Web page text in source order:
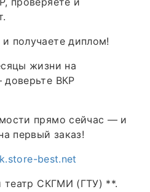
получаете диплом!
жизни на
доверьте ВКР
прямо сейчас — и
первый заказ!
best.net
театр СКГМИ (ГТУ) **.